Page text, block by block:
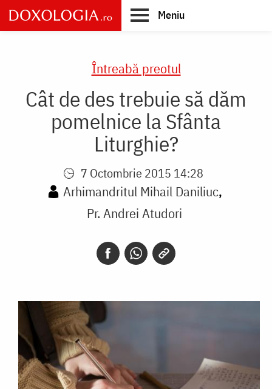
Skip
to
main
Meniu
Întreabă preotul
Cât de des trebuie să dăm
pomelnice la Sfânta
Liturghie?
7 Octombrie 2015 14:28
Arhimandritul Mihail Daniliuc
Pr. Andrei Atudori